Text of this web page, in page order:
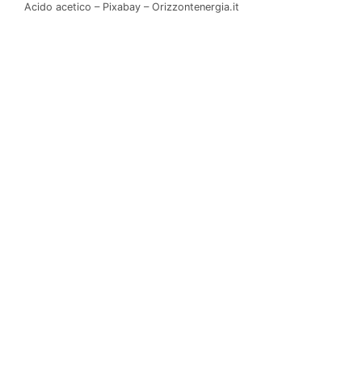
Acido acetico – Pixabay – Orizzontenergia.it